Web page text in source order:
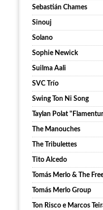
Sebastián Chames
Sinouj
Solano
Sophie Newick
Suilma Aali
SVC Trío
Swing Ton Ni Song
Taylan Polat
The Manouches
The Tribulettes
Tito Alcedo
Tomás Merlo & The
Tomás Merlo Group
Ton Risco e Marcos